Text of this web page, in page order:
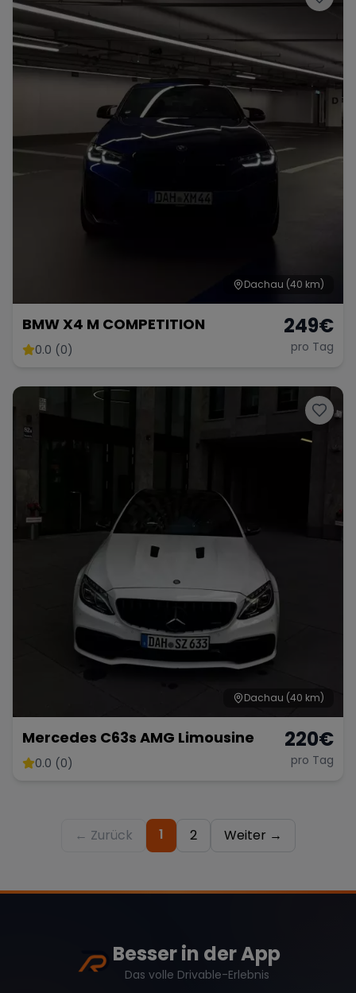
Dachau (40 km)
BMW X4 M COMPETITION
0.0 (0)
249€
pro Tag
Dachau (40 km)
Mercedes C63s AMG Limousine
0.0 (0)
220€
pro Tag
← Zurück 1 2 Weiter →
Besser in der App
Das volle Drivable-Erlebnis